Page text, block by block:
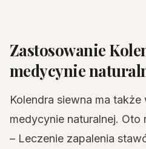
Zastosowanie
medycynie
Kolendra siewna ma
medycynie naturalnej. Oto
– Leczenie zapalenia